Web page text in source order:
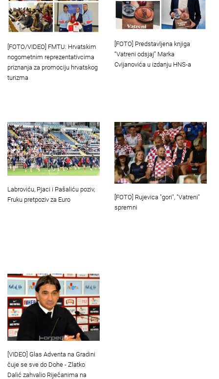
[FOTO/VIDEO] FMTU: Hrvatskim
nogometnim reprezentativcima
priznanja za promociju hrvatskog
turizma
[FOTO] Predstavljena knjiga
“Vatreni odsjaj” Marka
Cvijanovića u izdanju HNS-a
Labroviću, Pjaci i Pašaliću poziv,
Fruku pretpoziv za Euro
[FOTO] Rujevica "gori", "Vatreni"
spremni
[VIDEO] Glas Adventa na Gradini
čuje se sve do Dohe - Zlatko
Dalić zahvalio Riječanima na